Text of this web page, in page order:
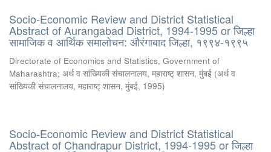
Socio-Economic Review and District Statistical
Abstract of Aurangabad District, 1994-1995 or जिल्हा
सामाजिक व आर्थिक समालोचन: औरंगाबाद जिल्हा, १९९४-१९९५
Directorate of Economics and Statistics, Government of
Maharashtra; अर्थ व सांख्यिकी संचालनालय, महाराष्ट् शासन, मुंबई (अर्थ व
सांख्यिकी संचालनालय, महाराष्ट् शासन, मुंबई, 1995)
Socio-Economic Review and District Statistical
Abstract of Chandrapur District, 1994-1995 or जिल्हा